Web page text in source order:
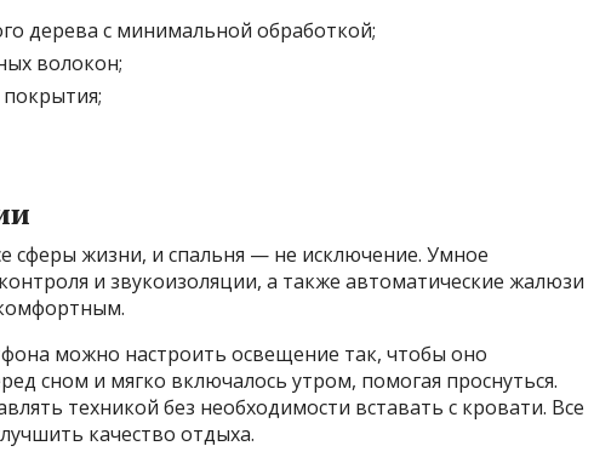
дерева с минимальной обработкой;
волокон;
сферы жизни, и спальня — не исключение. Умное
и звукоизоляции, а также автоматические жалюзи
можно настроить освещение так, чтобы оно
сном и мягко включалось утром, помогая проснуться.
техникой без необходимости вставать с кровати. Все
качество отдыха.